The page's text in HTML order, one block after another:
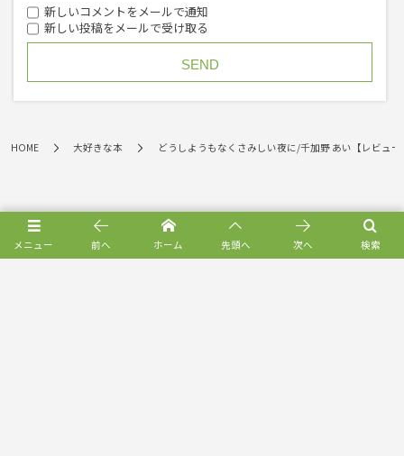
新しいコメントをメールで通知
新しい投稿をメールで受け取る
HOME 大好きな本 どうしようもなくさみしい夜に/千加野 あい【レビュー
メニュー 検索
前へ ホーム 先頭へ 次へ